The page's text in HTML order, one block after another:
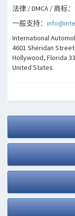
法律 / DMCA / 商标：
一般支持：
International
4601 Sheridan
Hollywood, Florida
United States